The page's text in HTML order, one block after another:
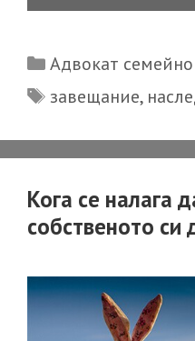
Categories
Адвокат
Tags
завещание,
Кога се налага
собственото си